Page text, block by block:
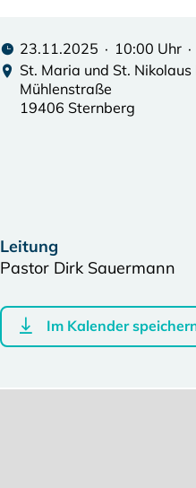
23.11.2025 · 10:00 Uhr
St. Maria und St. Nikolaus
Mühlenstraße
19406 Sternberg
Leitung
Pastor Dirk Sauermann
Im Kalender